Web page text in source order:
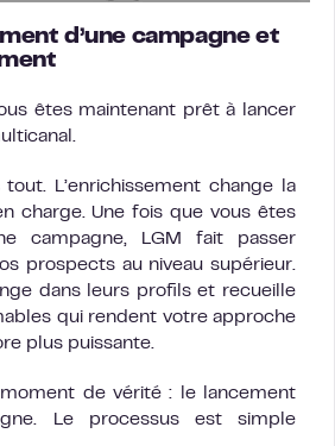
d’une campagne et
êtes maintenant prêt à lancer
tout. L’enrichissement change la
charge. Une fois que vous êtes
campagne, LGM fait passer
prospects au niveau supérieur.
dans leurs profils et recueille
qui rendent votre approche
plus puissante.
de vérité : le lancement
Le processus est simple